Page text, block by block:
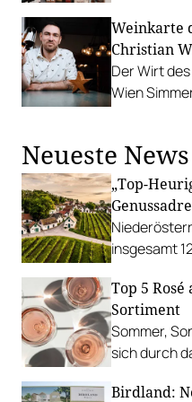
Weinkarte
Christian
Der Wirt
Wien
Neueste News
„Top-
insgesamt
Top 5 Rosé
Sortiment
Sommer,
sich durch
Birdland: